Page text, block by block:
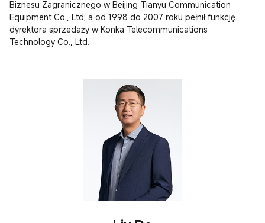
Biznesu Zagranicznego w Beijing Tianyu Communication
Equipment Co., Ltd; a od 1998 do 2007 roku pełnił funkcję
dyrektora sprzedaży w Konka Telecommunications
Technology Co., Ltd.